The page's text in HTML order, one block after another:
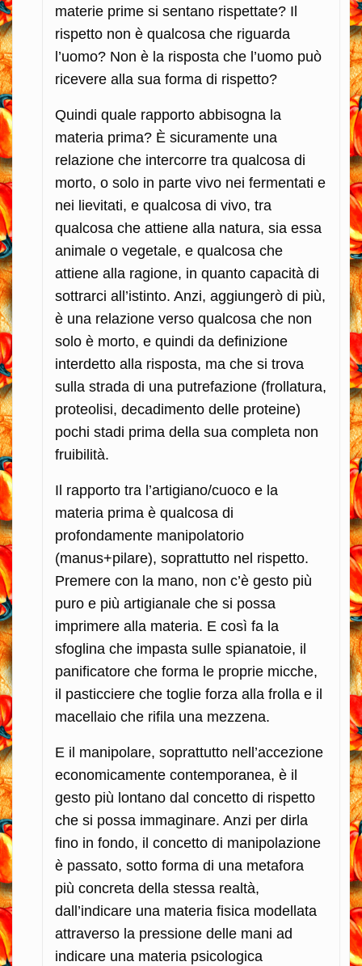
materie prime si sentano rispettate? Il
rispetto non è qualcosa che riguarda
l’uomo? Non è la risposta che l’uomo può
ricevere alla sua forma di rispetto?
Quindi quale rapporto abbisogna la
materia prima? È sicuramente una
relazione che intercorre tra qualcosa di
morto, o solo in parte vivo nei fermentati e
nei lievitati, e qualcosa di vivo, tra
qualcosa che attiene alla natura, sia essa
animale o vegetale, e qualcosa che
attiene alla ragione, in quanto capacità di
sottrarci all’istinto. Anzi, aggiungerò di più,
è una relazione verso qualcosa che non
solo è morto, e quindi da definizione
interdetto alla risposta, ma che si trova
sulla strada di una putrefazione (frollatura,
proteolisi, decadimento delle proteine)
pochi stadi prima della sua completa non
fruibilità.
Il rapporto tra l’artigiano/cuoco e la
materia prima è qualcosa di
profondamente manipolatorio
(manus+pilare), soprattutto nel rispetto.
Premere con la mano, non c’è gesto più
puro e più artigianale che si possa
imprimere alla materia. E così fa la
sfoglina che impasta sulle spianatoie, il
panificatore che forma le proprie micche,
il pasticciere che toglie forza alla frolla e il
macellaio che rifila una mezzena.
E il manipolare, soprattutto nell’accezione
economicamente contemporanea, è il
gesto più lontano dal concetto di rispetto
che si possa immaginare. Anzi per dirla
fino in fondo, il concetto di manipolazione
è passato, sotto forma di una metafora
più concreta della stessa realtà,
dall’indicare una materia fisica modellata
attraverso la pressione delle mani ad
indicare una materia psicologica